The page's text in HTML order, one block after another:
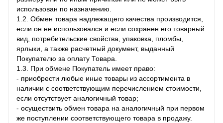
использован по назначению.
1.2. Обмен товара надлежащего качества производится,
если он не использовался и если сохранен его товарный
вид, потребительские свойства, упаковка, пломбы,
ярлыки, а также расчетный документ, выданный
Покупателю за оплату Товара.
1.3. При обмене Покупатель имеет право:
- приобрести любые иные товары из ассортимента в
наличии с соответствующим перечислением стоимости,
если отсутствует аналогичный товар;
- осуществить обмен товара на аналогичный при первом
же поступлении соответствующего товара в продажу.